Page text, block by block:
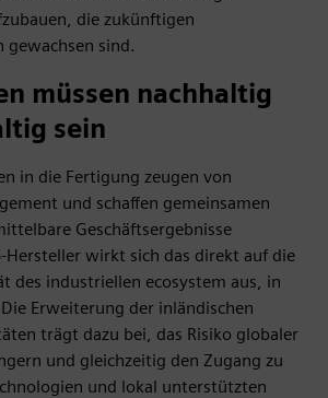
die zukünftigen
gewachsen sind.
müssen nachhaltig
sein
in die Fertigung zeugen von
und schaffen gemeinsamen
Geschäftsergebnisse
Hersteller wirkt sich das direkt auf die
des industriellen ecosystem aus, in
Erweiterung der inländischen
trägt dazu bei, das Risiko globaler
und gleichzeitig den Zugang zu
und lokal unterstützten